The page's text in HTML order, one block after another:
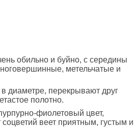
обильно и буйно, с середины
метельчатые и
диаметре, перекрывают друг
полотно.
фиолетовый цвет,
веет приятным, густым и